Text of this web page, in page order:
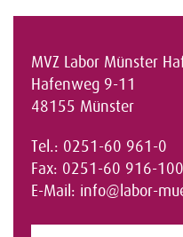
MVZ Labor Münster
Hafenweg 9-11
48155 Münster
Tel.: 0251-60 961-0
Fax: 0251-60 916-100
E-Mail: info@labor-